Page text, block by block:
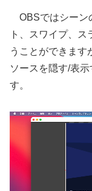
OBSではシーン
ト、スワイプ、
うことができます
ソースを隠す/表
す。
動
プ
レ